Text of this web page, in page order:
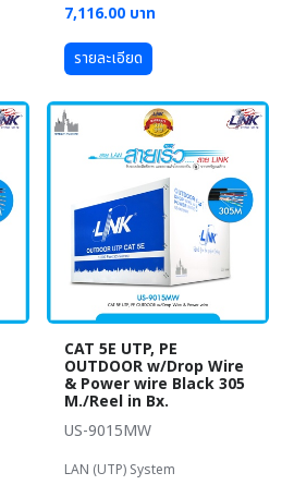
7,116.00 บาท
รายละเอียด
CAT 5E UTP, PE
OUTDOOR w/Drop Wire
& Power wire Black 305
M./Reel in Bx.
US-9015MW
LAN (UTP) System